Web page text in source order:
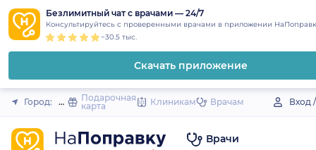
to
content
Безлимитный чат с врачами — 24/7
Консультируйтесь с проверенными врачами в приложении
~30.5 тыс.
Скачать приложение
Закрыть
Город: Орловский (поселок)
Подарочная
карта
Клиникам Врачам Вход
Врачи